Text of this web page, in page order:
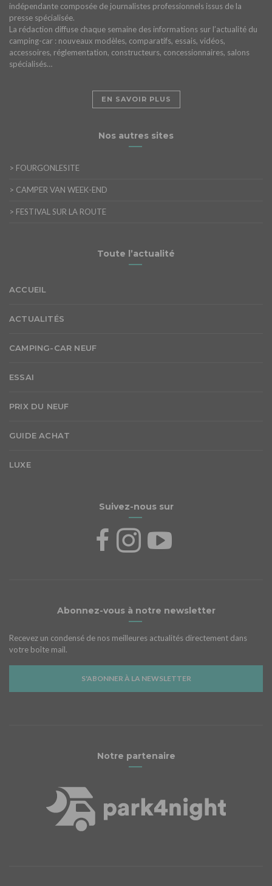
indépendante composée de journalistes professionnels issus de la
presse spécialisée.
La rédaction diffuse chaque semaine des informations sur l’actualité du
camping-car : nouveaux modèles, comparatifs, essais, vidéos,
accessoires, réglementation, constructeurs, concessionnaires, salons
spécialisés…
EN SAVOIR PLUS
Nos autres sites
> FOURGONLESITE
> CAMPER VAN WEEK-END
> FESTIVAL SUR LA ROUTE
Toute l’actualité
ACCUEIL
ACTUALITÉS
CAMPING-CAR NEUF
ESSAI
PRIX DU NEUF
GUIDE ACHAT
LUXE
Suivez-nous sur
Abonnez-vous à notre newsletter
Recevez un condensé de nos meilleures actualités directement dans
votre boîte mail.
S'ABONNER À LA NEWSLETTER
Notre partenaire